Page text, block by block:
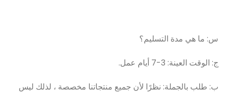
س: ما هي مدة التسليم؟
ج: الوقت العينة: 3-7 أيام عمل.
ب: طلب بالجملة: نظرًا لأن جميع منتجاتنا مخصصة ، لذلك ليس